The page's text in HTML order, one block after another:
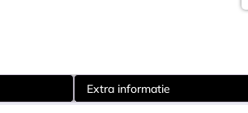
Extra informatie